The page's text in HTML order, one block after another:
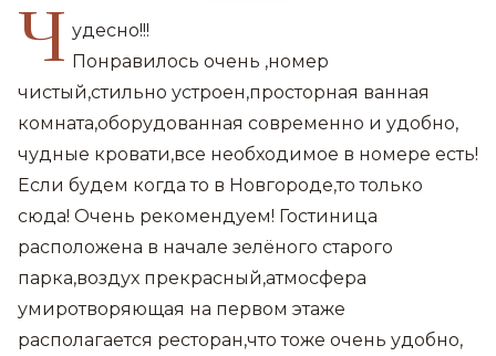
Ч удесно!!!
Понравилось очень ,номер
чистый,стильно устроен,просторная ванная
комната,оборудованная современно и удобно,
чудные кровати,все необходимое в номере есть!
Если будем когда то в Новгороде,то только
сюда! Очень рекомендуем! Гостиница
расположена в начале зелёного старого
парка,воздух прекрасный,атмосфера
умиротворяющая на первом этаже
располагается ресторан,что тоже очень удобно,